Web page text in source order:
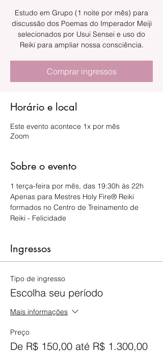
Estudo em Grupo (1 noite por mês) para
discussão dos Poemas do Imperador Meiji
selecionados por Usui Sensei e uso do
Reiki para ampliar nossa consciência.
Comprar ingressos
Horário e local
Este evento acontece 1x por mês
Zoom
Sobre o evento
1 terça-feira por mês, das 19:30h às 22h
Apenas para Mestres Holy Fire® Reiki
formados no Centro de Treinamento de
Reiki - Felicidade
Ingressos
Tipo de ingresso
Escolha seu período
Mais informações
Preço
De R$ 150,00 até R$ 1.300,00